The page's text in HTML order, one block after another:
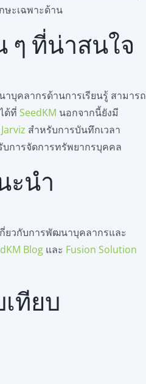
ะเฉพาะด้าน
ที่น่าสนใจ
คลากรด้านการเรียนรู้ สามารถ
ด้ที่ SeedKM นอกจากนี้ยังมี
Jarviz สำหรับการบันทึกเวลา
การจัดการทรัพยากรบุคคล
ะนำ
ยวกับการพัฒนาบุคลากรและ
Blogและ Fusion Solution
ทียบ